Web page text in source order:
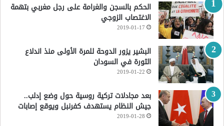
الحكم بالسجن والغرامة على رجل مغربي بتهمة
الاغتصاب الزوجي
2019-01-17
البشير يزور الدوحة للمرة الأولى منذ اندلاع
الثورة في السودان
2019-01-22
بعد مجادلات تركية روسية حول وضع إدلب..
جيش النظام يستهدف كفرنبل ويوقع إصابات
2019-01-28